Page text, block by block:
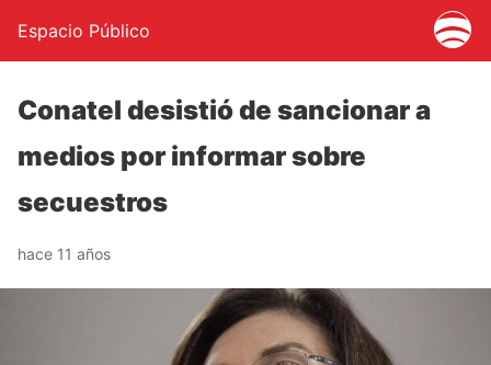
Espacio Público
Conatel desistió de sancionar a
medios por informar sobre
secuestros
hace 11 años